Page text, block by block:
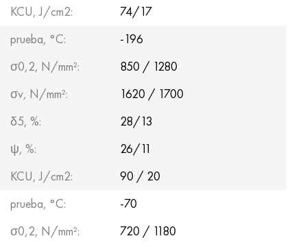
KCU, J/cm2:
74/17
prueba, °C:
-196
σ0,2, N/mm²:
850 / 1280
σv, N/mm²:
1620 / 1700
δ5, %:
28/13
ψ, %:
26/11
KCU, J/cm2:
90 / 20
prueba, °C:
-70
σ0,2, N/mm²:
720 / 1180